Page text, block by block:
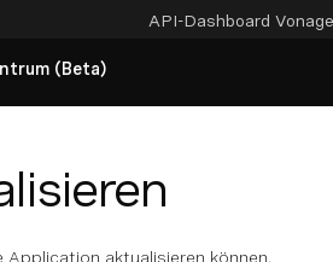
API-Dashboard
(Beta)
Application aktualisieren können.